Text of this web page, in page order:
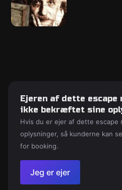
Ejeren af dette escape
ikke bekræftet sine
Hvis du er ejer af dette
oplysninger, så kunderne kan
for booking.
Jeg er ejer